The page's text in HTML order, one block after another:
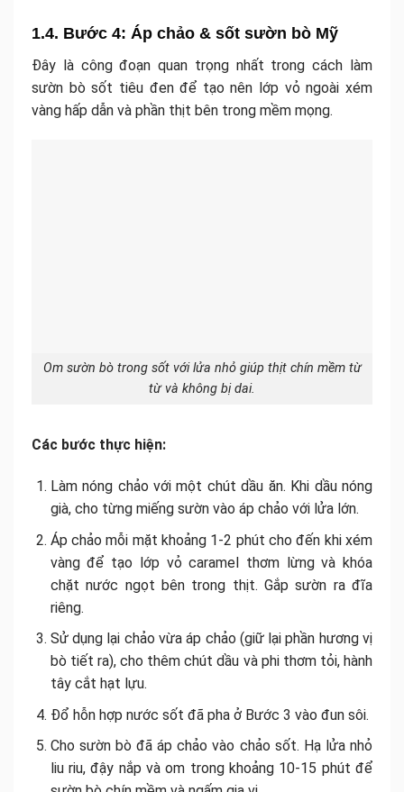
1.4. Bước 4: Áp chảo & sốt sườn bò Mỹ
Đây là công đoạn quan trọng nhất trong cách làm
sườn bò sốt tiêu đen để tạo nên lớp vỏ ngoài xém
vàng hấp dẫn và phần thịt bên trong mềm mọng.
Om sườn bò trong sốt với lửa nhỏ giúp thịt chín mềm từ
từ và không bị dai.
Các bước thực hiện:
Làm nóng chảo với một chút dầu ăn. Khi dầu nóng
già, cho từng miếng sườn vào áp chảo với lửa lớn.
Áp chảo mỗi mặt khoảng 1-2 phút cho đến khi xém
vàng để tạo lớp vỏ caramel thơm lừng và khóa
chặt nước ngọt bên trong thịt. Gắp sườn ra đĩa
riêng.
Sử dụng lại chảo vừa áp chảo (giữ lại phần hương vị
bò tiết ra), cho thêm chút dầu và phi thơm tỏi, hành
tây cắt hạt lựu.
Đổ hỗn hợp nước sốt đã pha ở Bước 3 vào đun sôi.
Cho sườn bò đã áp chảo vào chảo sốt. Hạ lửa nhỏ
liu riu, đậy nắp và om trong khoảng 10-15 phút để